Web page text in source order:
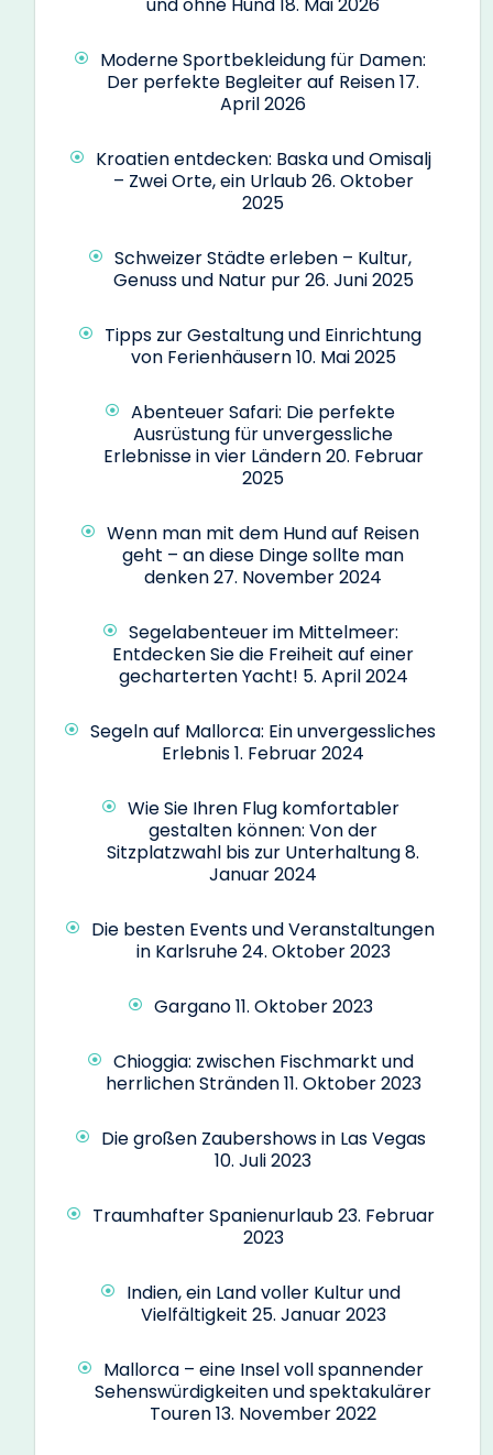
und ohne Hund 18. Mai 2026
Moderne Sportbekleidung für Damen:
Der perfekte Begleiter auf Reisen17.
April 2026
Kroatien entdecken: Baska und Omisalj
– Zwei Orte, ein Urlaub26. Oktober
2025
Schweizer Städte erleben – Kultur,
Genuss und Natur pur26. Juni 2025
Tipps zur Gestaltung und Einrichtung
von Ferienhäusern10. Mai 2025
Abenteuer Safari: Die perfekte
Ausrüstung für unvergessliche
Erlebnisse in vier Ländern20. Februar
2025
Wenn man mit dem Hund auf Reisen
geht – an diese Dinge sollte man
denken27. November 2024
Segelabenteuer im Mittelmeer:
Entdecken Sie die Freiheit auf einer
gecharterten Yacht! 5. April 2024
Segeln auf Mallorca: Ein unvergessliches
Erlebnis1. Februar 2024
Wie Sie Ihren Flug komfortabler
gestalten können: Von der
Sitzplatzwahl bis zur Unterhaltung8.
Januar 2024
Die besten Events und Veranstaltungen
in Karlsruhe24. Oktober 2023
Gargano11. Oktober 2023
Chioggia: zwischen Fischmarkt und
herrlichen Stränden11. Oktober 2023
Die großen Zaubershows in Las Vegas
10. Juli 2023
Traumhafter Spanienurlaub23. Februar
2023
Indien, ein Land voller Kultur und
Vielfältigkeit 25. Januar 2023
Mallorca – eine Insel voll spannender
Sehenswürdigkeiten und spektakulärer
Touren13. November 2022